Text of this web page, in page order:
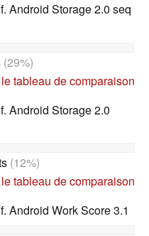
Android Storage 2.0 seq
(29%)
tableau de comparaison
Android Storage 2.0
(12%)
tableau de comparaison
Android Work Score 3.1